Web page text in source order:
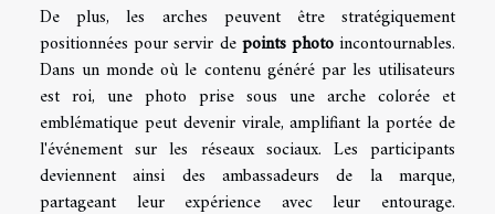
De plus, les arches peuvent être stratégiquement
positionnées pour servir depoints photoincontournables.
Dans un monde où le contenu généré par les utilisateurs
est roi, une photo prise sous une arche colorée et
emblématique peut devenir virale, amplifiant la portée de
l'événement sur les réseaux sociaux. Les participants
deviennent ainsi des ambassadeurs de la marque,
partageant leur expérience avec leur entourage.